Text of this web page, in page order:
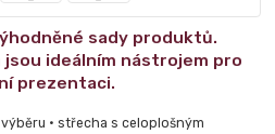
sady produktů.
ideálním nástrojem pro
prezentaci.
• střecha s celoplošným